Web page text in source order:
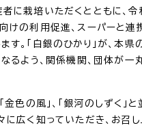
に栽培いただくとともに、令
けの利用促進、スーパーと連
す。「白銀のひかり」が、本県
なるよう、関係機関、団体が一
金色の風」、「銀河のしずく」
に広く知っていただき、お召